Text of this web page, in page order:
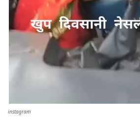
instagram